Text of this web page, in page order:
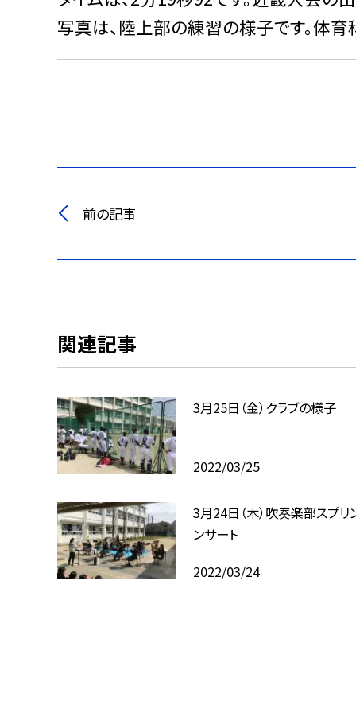
写真は、陸上部の練習の様子です。体
前の記事
関連記事
3月25日（金）クラブの様子
2022/03/25
3月24日（木）吹奏楽部スプリ
ンサート
2022/03/24